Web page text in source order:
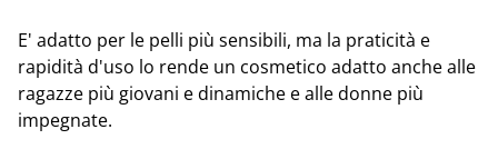
E' adatto per le pelli più sensibili, ma la praticità e
rapidità d'uso lo rende un cosmetico adatto anche alle
ragazze più giovani e dinamiche e alle donne più
impegnate.